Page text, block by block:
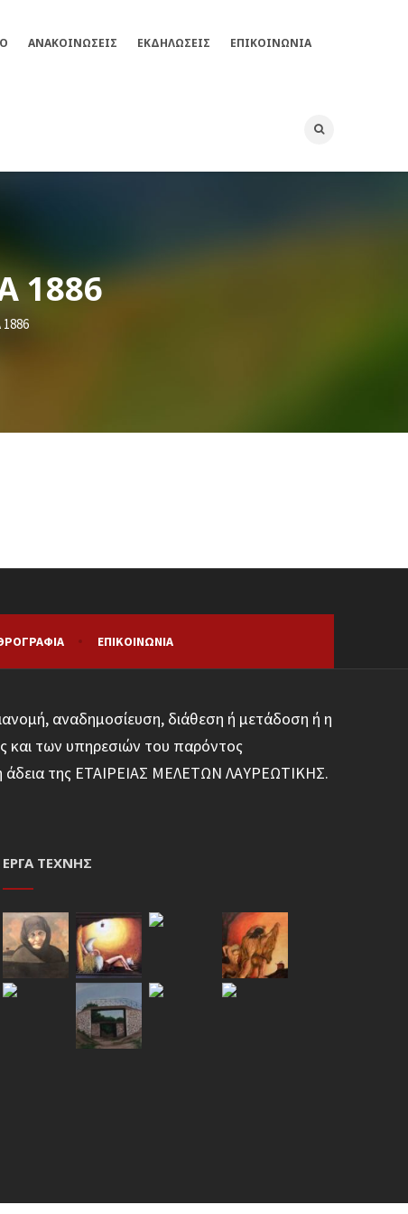
ΑΝΑΚΟΙΝΩΣΕΙΣ ΕΚΔΗΛΏΣΕΙΣ ΕΠΙΚΟΙΝΩΝΊΑ
1886
ΕΠΙΚΟΙΝΩΝΊΑ
αναδημοσίευση, διάθεση ή μετάδοση ή η
και των υπηρεσιών του παρόντος
άδεια της ΕΤΑΙΡΕΙΑΣ ΜΕΛΕΤΩΝ ΛΑΥΡΕΩΤΙΚΗΣ.
ΈΡΓΑ ΤΈΧΝΗΣ